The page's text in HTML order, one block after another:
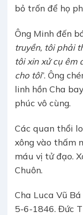
bỏ trốn để họ
Ông Minh đến
truyền, tôi phải
tôi xin xử cụ êm
cho tôi”. Ông
linh hồn Cha
phúc vô cùng.
Các quan thổi
xông vào thấm
máu vị tử đạo.
Chuôn.
Cha Luca Vũ
5-6-1846. Đức